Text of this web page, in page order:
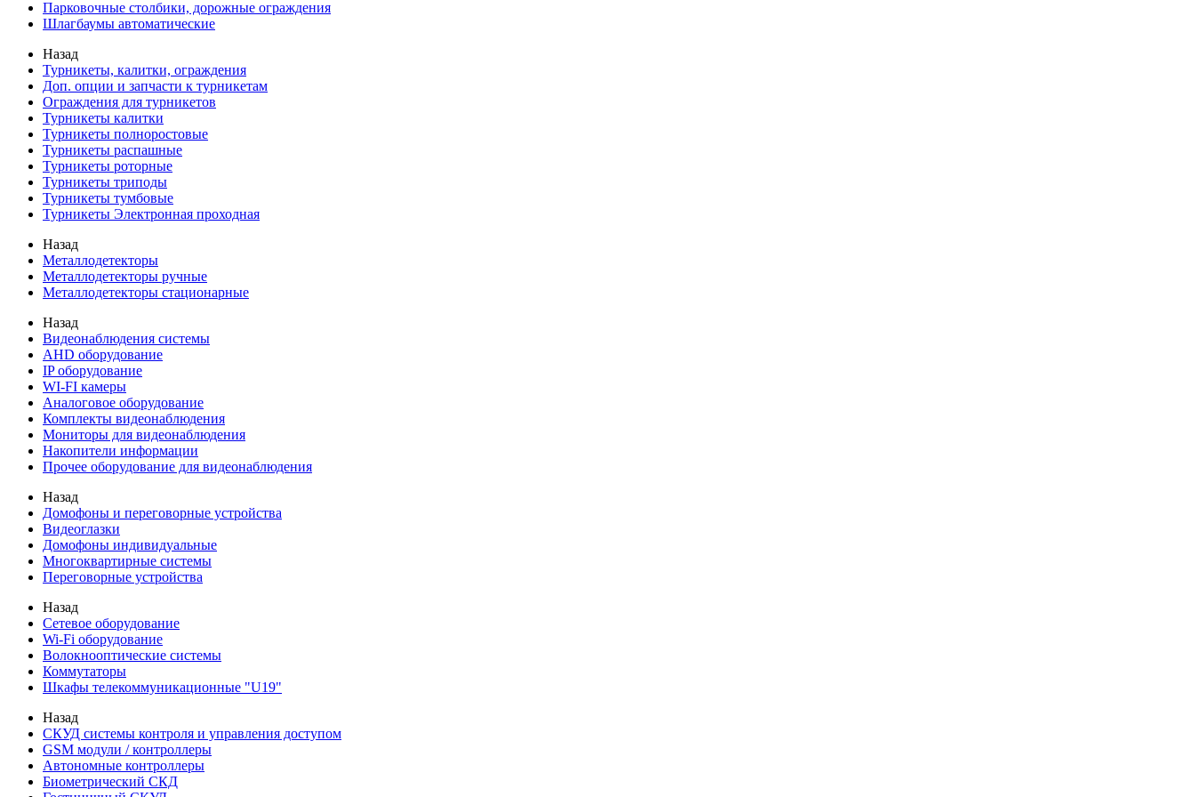
Парковочные столбики, дорожные ограждения
Шлагбаумы автоматические
Назад
Турникеты, калитки, ограждения
Доп. опции и запчасти к турникетам
Ограждения для турникетов
Турникеты калитки
Турникеты полноростовые
Турникеты распашные
Турникеты роторные
Турникеты триподы
Турникеты тумбовые
Турникеты Электронная проходная
Назад
Металлодетекторы
Металлодетекторы ручные
Металлодетекторы стационарные
Назад
Видеонаблюдения cистемы
AHD оборудование
IP оборудование
WI-FI камеры
Аналоговое оборудование
Комплекты видеонаблюдения
Мониторы для видеонаблюдения
Накопители информации
Прочее оборудование для видеонаблюдения
Назад
Домофоны и переговорные устройства
Видеоглазки
Домофоны индивидуальные
Многоквартирные системы
Переговорные устройства
Назад
Сетевое оборудование
Wi-Fi оборудование
Волокнооптические системы
Коммутаторы
Шкафы телекоммуникационные "U19"
Назад
СКУД системы контроля и управления доступом
GSM модули / контроллеры
Автономные контроллеры
Биометрический СКД